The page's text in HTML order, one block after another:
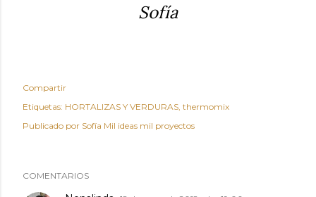
Sofía
Compartir
Etiquetas: HORTALIZAS Y VERDURAS thermomix
Publicado por Sofía Mil ideas mil proyectos
COMENTARIOS